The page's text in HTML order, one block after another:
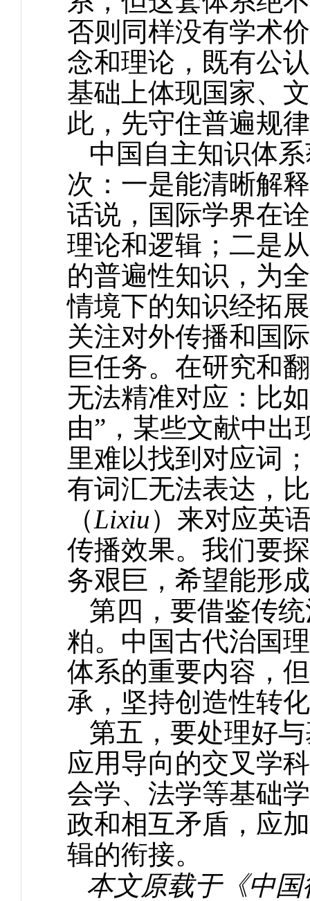
否则同样没有学术
念和理论，既有公
基础上体现国家、
此，先守住普遍规
中国自主知识体
次：一是能清晰解
话说，国际学界在
理论和逻辑；二是
的普遍性知识，为
情境下的知识经拓
关注对外传播和国
巨任务。在研究和
无法精准对应：比
由”，某些文献中出
里难以找到对应词
有词汇无法表达，
（Lixiu）来对应英
传播效果。我们要
务艰巨，希望能形
第四，要借鉴传
粕。中国古代治国
体系的重要内容，
承，坚持创造性转
第五，要处理好
应用导向的交叉学
会学、法学等基础
政和相互矛盾，应
辑的衔接。
本文原载于《中